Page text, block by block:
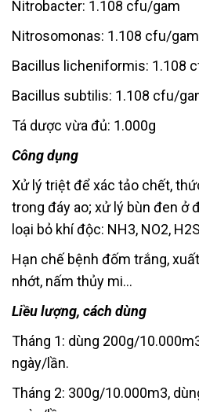
Nitrobacter: 1.108 cfu/gam
Nitrosomonas: 1.108 cfu/gam
Bacillus licheniformis: 1.108
Bacillus subtilis: 1.108 cfu/
Tá dược vừa đủ: 1.000g
Công dụng
Xử lý triệt để xác tảo chết,
trong đáy ao; xử lý bùn đen ở
loại bỏ khí độc: NH3, NO2,
Hạn chế bệnh đốm trắng,
nhớt, nấm thủy mi…
Liều lượng, cách dùng
Tháng 1: dùng 200g/
ngày/lần.
Tháng 2: 300g/10.000m3,